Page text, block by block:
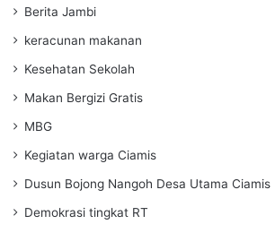
Berita Jambi
keracunan makanan
Kesehatan Sekolah
Makan Bergizi Gratis
MBG
Kegiatan warga Ciamis
Dusun Bojong Nangoh Desa Utama Ciamis
Demokrasi tingkat RT